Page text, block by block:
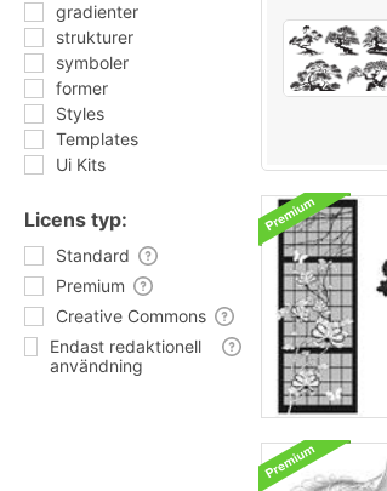
gradienter
strukturer
symboler
former
Styles
Templates
Ui Kits
Licens typ:
Standard
Premium
Creative Commons
Endast redaktionell
användning